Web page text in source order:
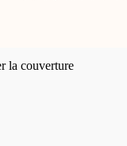
la couverture